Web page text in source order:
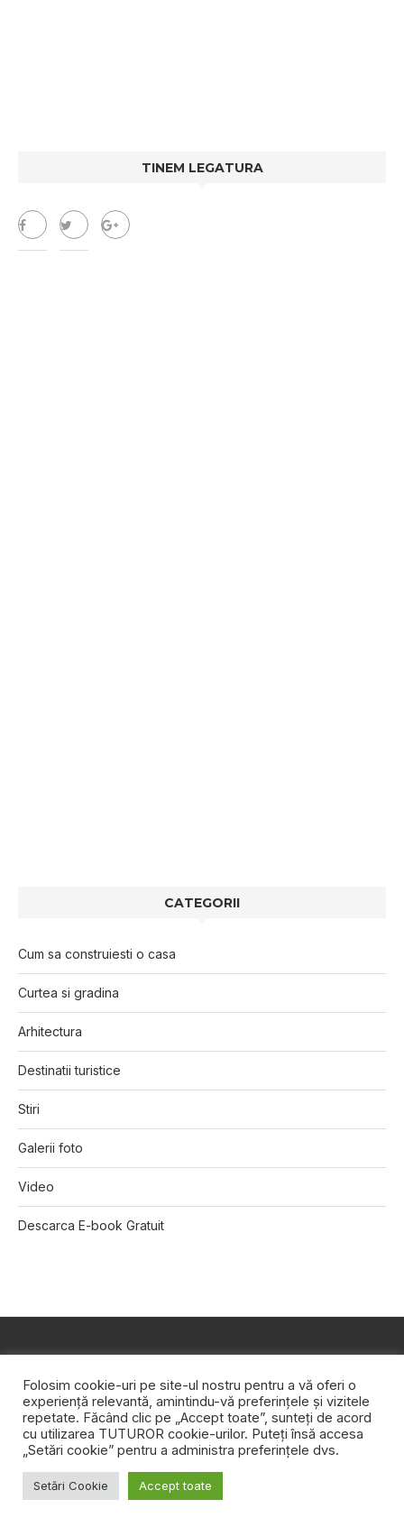
TINEM LEGATURA
CATEGORII
Cum sa construiesti o casa
Curtea si gradina
Arhitectura
Destinatii turistice
Stiri
Galerii foto
Video
Descarca E-book Gratuit
interioare, dar și inspiraţie pentru colţul tău de natură. Edifica
Folosim cookie-uri pe site-ul nostru pentru a vă oferi o
experiență relevantă, amintindu-vă preferințele și vizitele
repetate. Făcând clic pe „Accept toate”, sunteți de acord
cu utilizarea TUTUROR cookie-urilor. Puteți însă accesa
„Setări cookie” pentru a administra preferințele dvs.
Setări Cookie Accept toate